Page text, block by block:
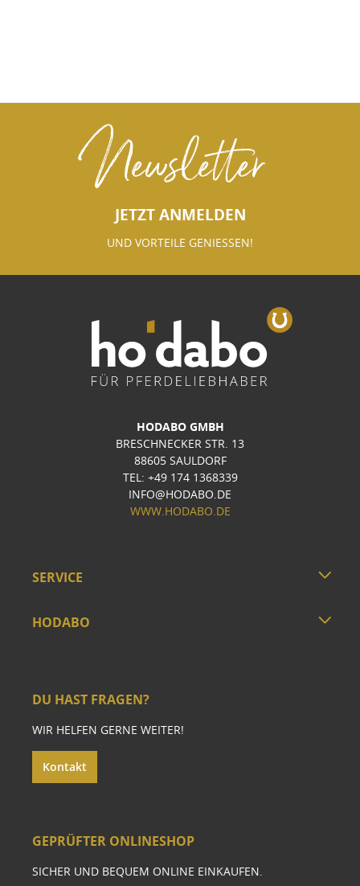
Newsletter
JETZT ANMELDEN
UND VORTEILE GENIESSEN!
HODABO GMBH
BRESCHNECKER STR. 13
88605 SAULDORF
TEL: +49 174 1368339
INFO@HODABO.DE
WWW.HODABO.DE
SERVICE
HODABO
DU HAST FRAGEN?
WIR HELFEN GERNE WEITER!
Kontakt
GEPRÜFTER ONLINESHOP
SICHER UND BEQUEM ONLINE EINKAUFEN.